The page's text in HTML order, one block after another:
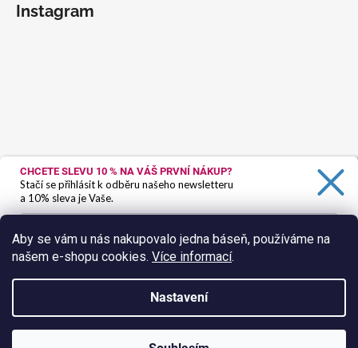
Aby se vám u nás nakupovalo jedna báseň, používáme na
našem e-shopu cookies. Více informací.
Nastavení
Instagram
Sledovat na Instagramu
CHCETE SLEVU 10 % NA VÁŠ PRVNÍ NÁKUP?
Stačí se přihlásit k odběru našeho newsletteru
a 10% sleva je Vaše.
Ano, chci se přihlásit
Zásady zpracování osobních údajů